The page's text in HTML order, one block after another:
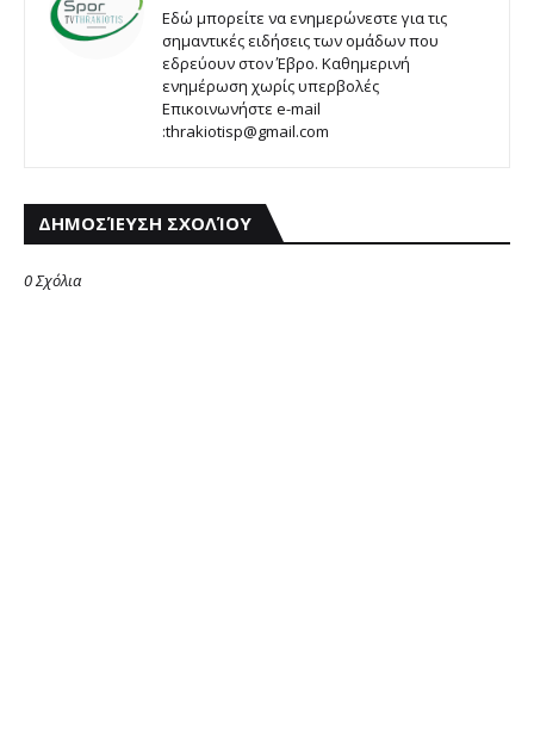
Εδώ μπορείτε να ενημερώνεστε για τις
σημαντικές ειδήσεις των ομάδων που
εδρεύουν στον Έβρο. Καθημερινή
ενημέρωση χωρίς υπερβολές
Επικοινωνήστε e-mail
:thrakiotisp@gmail.com
ΔΗΜΟΣΊΕΥΣΗ ΣΧΟΛΊΟΥ
0 Σχόλια